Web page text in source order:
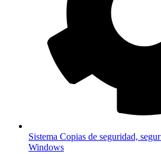
Sistema Copias de seguridad,
Windows